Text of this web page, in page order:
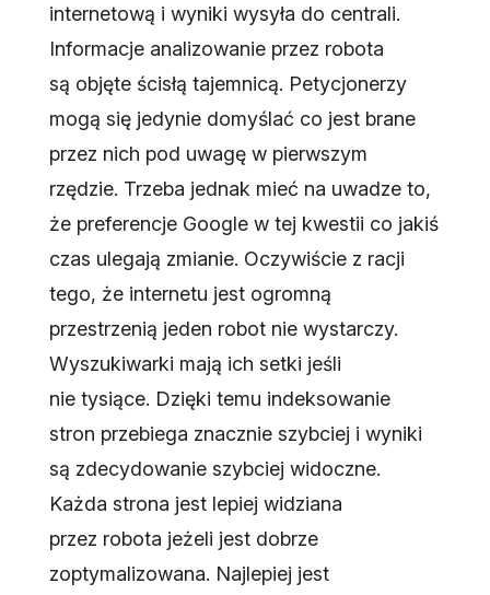
internetową i wyniki wysyła do centrali.
Informacje analizowanie przez robota
są objęte ścisłą tajemnicą. Petycjonerzy
mogą się jedynie domyślać co jest brane
przez nich pod uwagę w pierwszym
rzędzie. Trzeba jednak mieć na uwadze to,
że preferencje Google w tej kwestii co jakiś
czas ulegają zmianie. Oczywiście z racji
tego, że internetu jest ogromną
przestrzenią jeden robot nie wystarczy.
Wyszukiwarki mają ich setki jeśli
nie tysiące. Dzięki temu indeksowanie
stron przebiega znacznie szybciej i wyniki
są zdecydowanie szybciej widoczne.
Każda strona jest lepiej widziana
przez robota jeżeli jest dobrze
zoptymalizowana. Najlepiej jest